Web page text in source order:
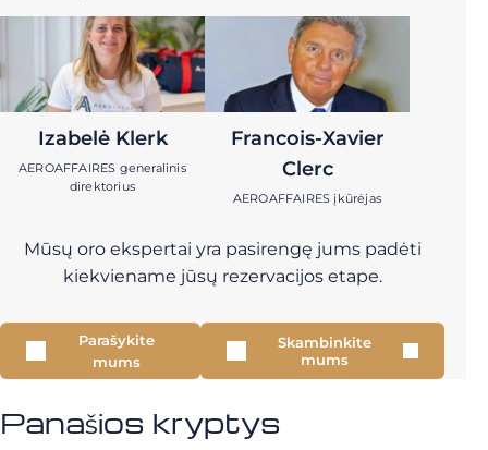
Izabelė Klerk
AEROAFFAIRES generalinis
direktorius
Francois-Xavier
Clerc
AEROAFFAIRES įkūrėjas
Mūsų oro ekspertai yra pasirengę jums padėti
kiekviename jūsų rezervacijos etape.
Parašykite
mums
Skambinkite
mums
Panašios kryptys